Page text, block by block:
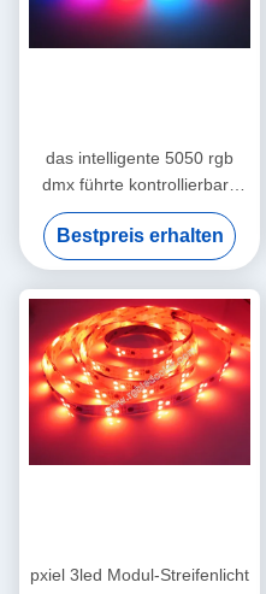
das intelligente 5050 rgb
dmx führte kontrollierbare
Streifen ws2811 dmx
Konsole
Bestpreis erhalten
pxiel 3led Modul-Streifenlicht